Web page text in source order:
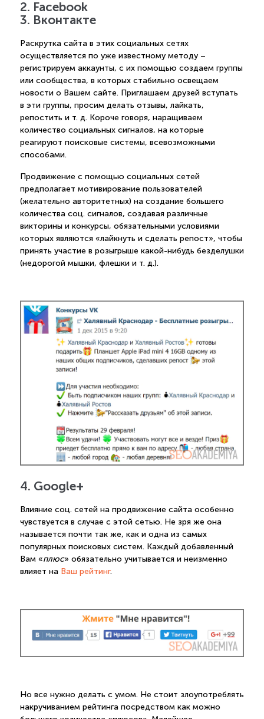
2. Facebook
3. Вконтакте
Раскрутка сайта в этих социальных сетях
осуществляется по уже известному методу –
регистрируем аккаунты, с их помощью создаем группы
или сообщества, в которых стабильно освещаем
новости о Вашем сайте. Приглашаем друзей вступать
в эти группы, просим делать отзывы, лайкать,
репостить и т. д. Короче говоря, наращиваем
количество социальных сигналов, на которые
реагируют поисковые системы, всевозможными
способами.
Продвижение с помощью социальных сетей
предполагает мотивирование пользователей
(желательно авторитетных) на создание большего
количества соц. сигналов, создавая различные
викторины и конкурсы, обязательными условиями
которых являются «лайкнуть и сделать репост», чтобы
принять участие в розыгрыше какой-нибудь безделушки
(недорогой мышки, флешки и т. д.).
4. Google+
Влияние соц. сетей на продвижение сайта особенно
чувствуется в случае с этой сетью. Не зря же она
называется почти так же, как и одна из самых
популярных поисковых систем. Каждый добавленный
Вам «плюс» обязательно учитывается и неизменно
влияет на Ваш рейтинг.
Но все нужно делать с умом. Не стоит злоупотреблять
накручиванием рейтинга посредством как можно